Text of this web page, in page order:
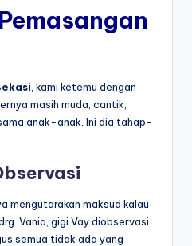
, kami ketemu dengan
masih muda, cantik,
anak-anak. Ini dia tahap-
mengutarakan maksud kalau
Vania, gigi Vay diobservasi
semua tidak ada yang